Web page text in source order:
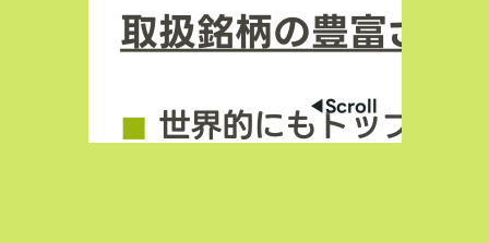
取扱銘柄の豊富さ
◼︎ 世界的にもトップクラ
◀︎Scroll